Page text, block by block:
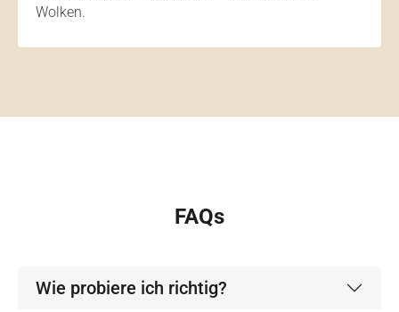
Wolken.
FAQs
Wie probiere ich richtig?